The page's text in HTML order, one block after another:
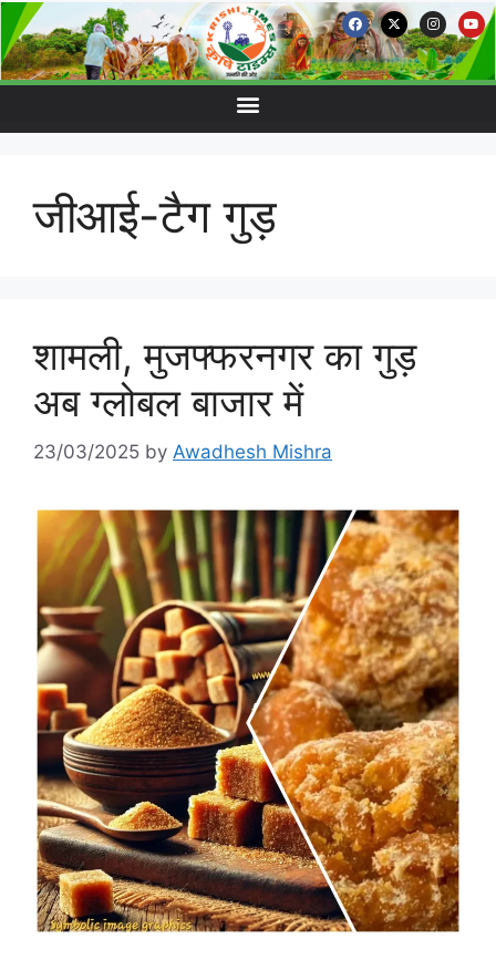
जीआई-टैग गुड़
शामली, मुजफ्फरनगर का गुड़
अब ग्लोबल बाजार में
23/03/2025 by Awadhesh Mishra